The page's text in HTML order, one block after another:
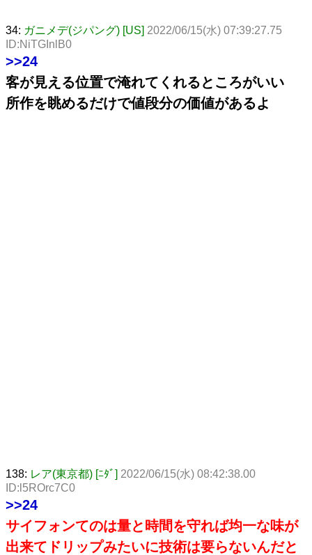
34: ガニメデ(ジパング) [US] 2022/06/15(水) 07:39:27.75
ID:NiTGInlB0
>>24
客が見える位置で淹れてくれるところがいい
所作を眺めるだけで値段分の価値があるよ
138: レア(東京都) [ﾆﾀﾞ] 2022/06/15(水) 08:42:38.00
ID:l5ROrc7C0
>>24
サイフォンてのは量と時間を守れば均一な味が
出来てドリップみたいに技術は要らないんだと